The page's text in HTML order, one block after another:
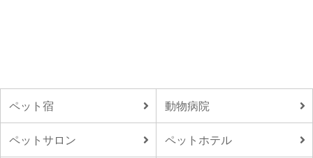
ペット宿 動物病院
ペットサロン ペットホテル